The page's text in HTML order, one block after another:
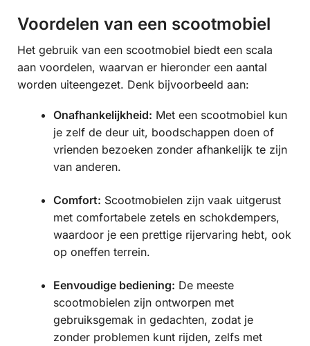
Voordelen van een scootmobiel
Het gebruik van een scootmobiel biedt een scala
aan voordelen, waarvan er hieronder een aantal
worden uiteengezet. Denk bijvoorbeeld aan:
Onafhankelijkheid: Met een scootmobiel kun
je zelf de deur uit, boodschappen doen of
vrienden bezoeken zonder afhankelijk te zijn
van anderen.
Comfort: Scootmobielen zijn vaak uitgerust
met comfortabele zetels en schokdempers,
waardoor je een prettige rijervaring hebt, ook
op oneffen terrein.
Eenvoudige bediening: De meeste
scootmobielen zijn ontworpen met
gebruiksgemak in gedachten, zodat je
zonder problemen kunt rijden, zelfs met